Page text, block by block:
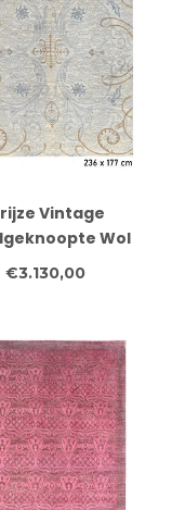
Vintage
Wol
- Ziegler Patroon
236x177 cm
€3.130,00